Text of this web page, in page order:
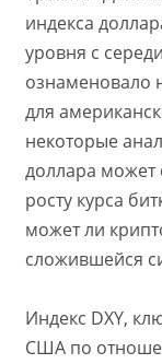
д
а
н
и
я
индекса
уровня с
ознаменовало
для
некоторые
доллара может
росту курса
может ли
сложившейся
Индекс DXY,
США по